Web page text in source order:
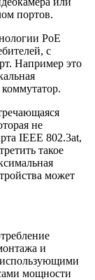
портов.
PoE
с
Например это
не
IEEE 802.3at,
такое
может
и
мощности